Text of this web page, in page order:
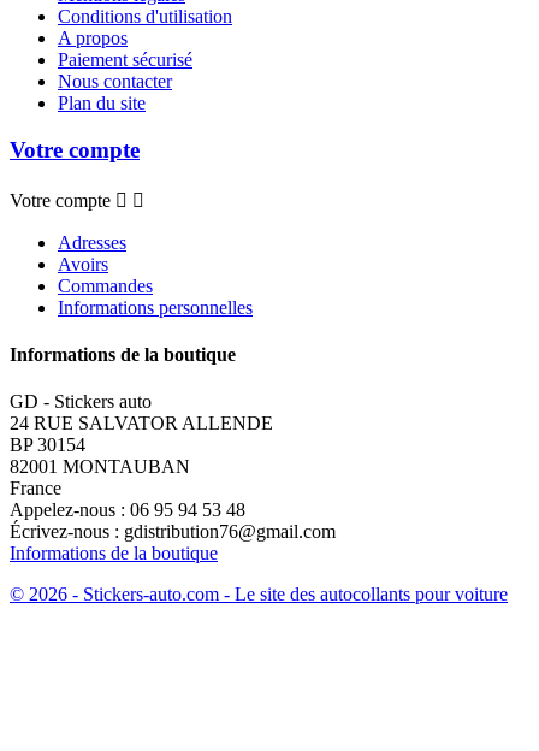
Conditions d'utilisation
A propos
Paiement sécurisé
Nous contacter
Plan du site
Votre compte
Votre compte  
Adresses
Avoirs
Commandes
Informations personnelles
Informations de la boutique
GD - Stickers auto
24 RUE SALVATOR ALLENDE
BP 30154
82001 MONTAUBAN
France
Appelez-nous : 06 95 94 53 48
Écrivez-nous : gdistribution76@gmail.com
Informations de la boutique
© 2026 - Stickers-auto.com - Le site des autocollants pour voiture